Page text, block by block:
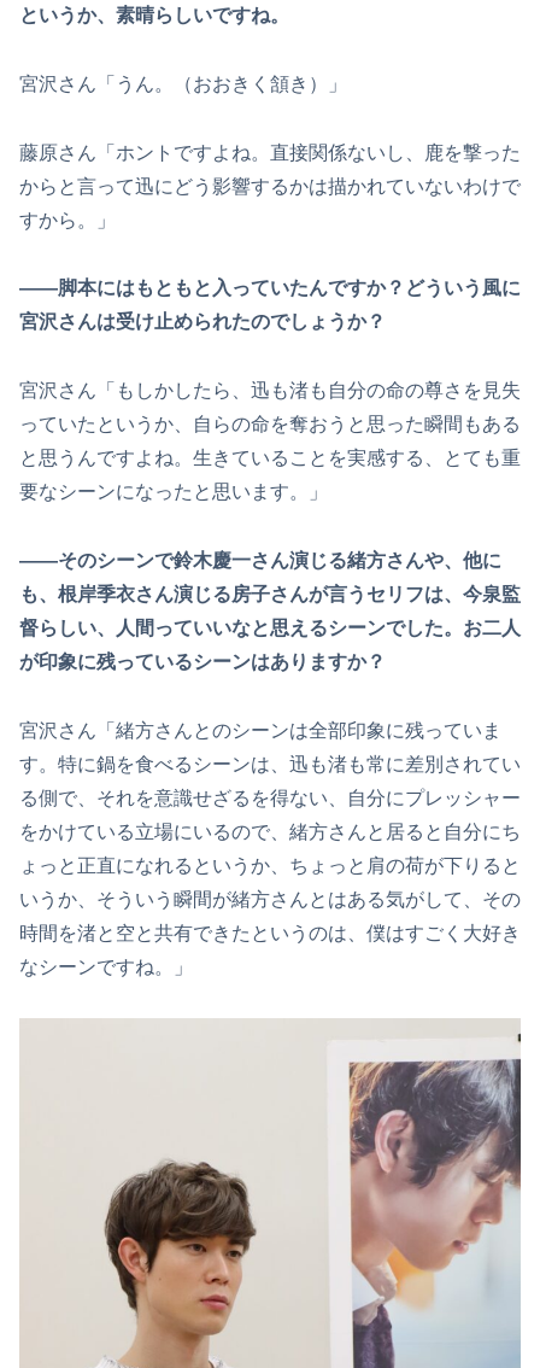
というか、素晴らしいですね。
宮沢さん「うん。（おおきく頷き）」
藤原さん「ホントですよね。直接関係ないし、鹿を撃った
からと言って迅にどう影響するかは描かれていないわけで
すから。」
――脚本にはもともと入っていたんですか？どういう風に
宮沢さんは受け止められたのでしょうか？
宮沢さん「もしかしたら、迅も渚も自分の命の尊さを見失
っていたというか、自らの命を奪おうと思った瞬間もある
と思うんですよね。生きていることを実感する、とても重
要なシーンになったと思います。」
――そのシーンで鈴木慶一さん演じる緒方さんや、他に
も、根岸季衣さん演じる房子さんが言うセリフは、今泉監
督らしい、人間っていいなと思えるシーンでした。お二人
が印象に残っているシーンはありますか？
宮沢さん「緒方さんとのシーンは全部印象に残っていま
す。特に鍋を食べるシーンは、迅も渚も常に差別されてい
る側で、それを意識せざるを得ない、自分にプレッシャー
をかけている立場にいるので、緒方さんと居ると自分にち
ょっと正直になれるというか、ちょっと肩の荷が下りると
いうか、そういう瞬間が緒方さんとはある気がして、その
時間を渚と空と共有できたというのは、僕はすごく大好き
なシーンですね。」